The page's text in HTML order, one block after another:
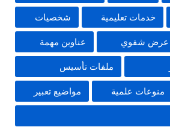
خدمات تعليمية شخصيات
عرض شفوي عناوين مهمة
ملفات تأسيس
منوعات علمية مواضيع تعبير